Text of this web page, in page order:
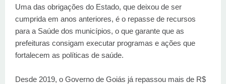
Uma das obrigações do Estado, que deixou de ser
cumprida em anos anteriores, é o repasse de recursos
para a Saúde dos municípios, o que garante que as
prefeituras consigam executar programas e ações que
fortalecem as políticas de saúde.
Desde 2019, o Governo de Goiás já repassou mais de R$